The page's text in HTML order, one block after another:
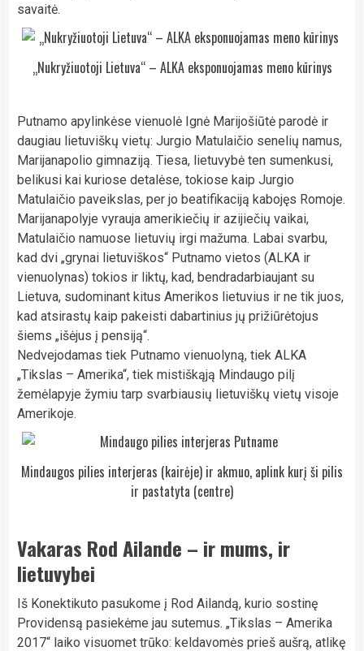
savaitė.
„Nukryžiuotoji Lietuva“ – ALKA eksponuojamas meno kūrinys
Putnamo apylinkėse vienuolė Ignė Marijošiūtė parodė ir
daugiau lietuviškų vietų: Jurgio Matulaičio senelių namus,
Marijanapolio gimnaziją. Tiesa, lietuvybė ten sumenkusi,
belikusi kai kuriose detalėse, tokiose kaip Jurgio
Matulaičio paveikslas, per jo beatifikaciją kabojęs Romoje.
Marijanapolyje vyrauja amerikiečių ir azijiečių vaikai,
Matulaičio namuose lietuvių irgi mažuma. Labai svarbu,
kad dvi „grynai lietuviškos“ Putnamo vietos (ALKA ir
vienuolynas) tokios ir liktų, kad, bendradarbiaujant su
Lietuva, sudominant kitus Amerikos lietuvius ir ne tik juos,
kad atsirastų kaip pakeisti dabartinius jų prižiūrėtojus
šiems „išėjus į pensiją“.
Nedvejodamas tiek Putnamo vienuolyną, tiek ALKA
„Tikslas – Amerika“, tiek mistiškąją Mindaugo pilį
žemėlapyje žymiu tarp svarbiausių lietuviškų vietų visoje
Amerikoje.
Mindaugos pilies interjeras (kairėje) ir akmuo, aplink kurį ši pilis
ir pastatyta (centre)
Vakaras Rod Ailande – ir mums, ir
lietuvybei
Iš Konektikuto pasukome į Rod Ailandą, kurio sostinę
Providensą pasiekėme jau sutemus. „Tikslas – Amerika
2017“ laiko visuomet trūko: keldavomės prieš aušrą, atlikę